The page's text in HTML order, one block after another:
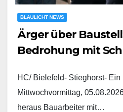
BLAULICHT NEWS
Ärger über
Bedrohung mit
HC/ Bielefeld- Stieghorst-
Mittwochvormittag,
heraus Bauarbeiter mit…